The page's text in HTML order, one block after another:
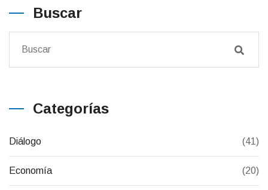
Buscar
Categorías
Diálogo (41)
Economía (20)